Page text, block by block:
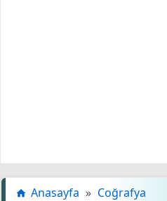
Anasayfa » Coğrafya